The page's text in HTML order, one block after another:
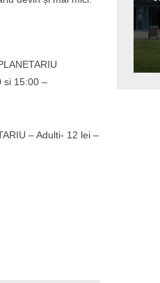
si 15:00 –
– Adulti- 12 lei –